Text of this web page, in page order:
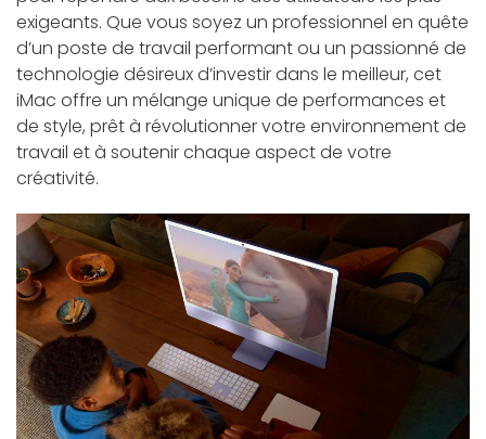
exigeants. Que vous soyez un professionnel en quête
d’un poste de travail performant ou un passionné de
technologie désireux d’investir dans le meilleur, cet
iMac offre un mélange unique de performances et
de style, prêt à révolutionner votre environnement de
travail et à soutenir chaque aspect de votre
créativité.